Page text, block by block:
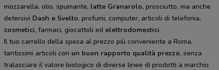
mozzarella, olio, spumante, latte Granarolo, prosciutto, ma anche
detersivi Dash e Svelto, profumi, computer, articoli di telefonia,
cosmetici, farmaci, giocattoli ed elettrodomestici.
Il tuo carrello della spesa al prezzo più conveniente a Roma,
tantissimi articoli con un buon rapporto qualità prezzo, senza
tralasciare il valore biologico di diverse linee di prodotti a marchio